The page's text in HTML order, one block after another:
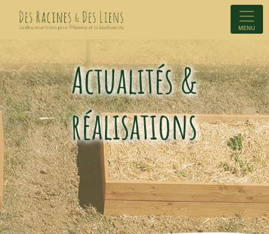
MENU
Actualités &
réalisations